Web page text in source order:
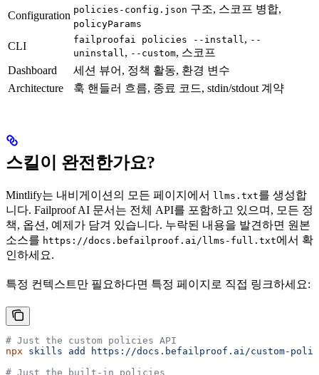
Configuration policies-config.json 구조, 스코프 병합,
policyParams
CLI
failproofai policies --install , --
uninstall , --custom, 스코프
Dashboard
세션 뷰어, 정책 활동, 환경 변수
Architecture
훅 핸들러 흐름, 종료 코드, stdin/stdout 계약
스킬이 완전한가요?
Mintlify는 내비게이션의 모든 페이지에서 llms.txt를 생성합
니다. Failproof AI 문서는 전체 API를 포함하고 있으며, 모든 정
책, 옵션, 예제가 담겨 있습니다. 누락된 내용을 발견하면 원본
소스를 https://docs.befailproof.ai/llms-full.txt에서 확
인하세요.
특정 컨텍스트만 필요하다면 특정 페이지로 직접 링크하세요:
# Just the custom policies API
npx skills add
https://docs.befailproof.ai/custom-
# Just the built-in policies